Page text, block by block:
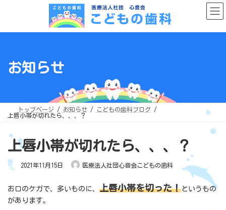
ツ
シ
お知らせ
トップページ お知らせ
こどもの歯科ブログ
上唇小帯が切れたら、、、？
上唇小帯が切れたら、、、？
2021年11月15日 医療法人社団心音会こどもの歯科
お口のケガで、多いものに、 上唇小帯を切った！というもの
があります。